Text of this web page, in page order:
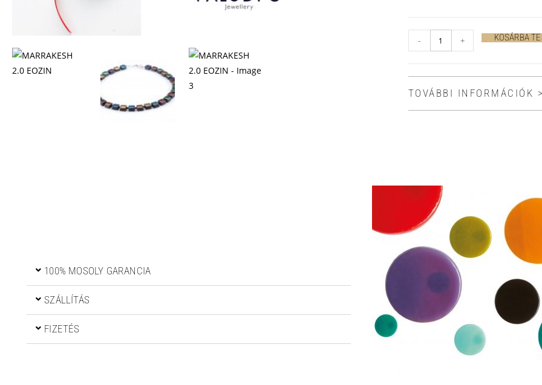
- + KOSÁRBA
TOVÁBBI INFORMÁCIÓK
100% MOSOLY GARANCIA
SZÁLLÍTÁS
FIZETÉS